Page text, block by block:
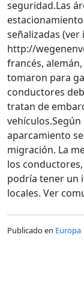
seguridad.Las
señalizadas
http://
francés,
tomaron para
conductores
tratan de
vehículos.Según
aparcamiento
migración. La
los
podría tener un
locales. Ver
Publicado en Europa